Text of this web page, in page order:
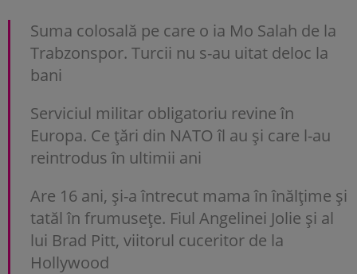
Suma colosală pe care o ia Mo Salah de la
Trabzonspor. Turcii nu s-au uitat deloc la
bani
Serviciul militar obligatoriu revine în
Europa. Ce țări din NATO îl au și care l-au
reintrodus în ultimii ani
Are 16 ani, și-a întrecut mama în înălțime și
tatăl în frumusețe. Fiul Angelinei Jolie și al
lui Brad Pitt, viitorul cuceritor de la
Hollywood